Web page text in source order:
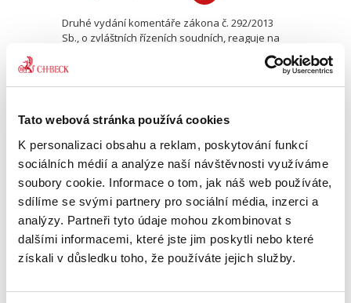
Tato webová stránka používá cookies
K personalizaci obsahu a reklam, poskytování funkcí
sociálních médií a analýze naší návštěvnosti využíváme
soubory cookie. Informace o tom, jak náš web používáte,
sdílíme se svými partnery pro sociální média, inzerci a
analýzy. Partneři tyto údaje mohou zkombinovat s
dalšími informacemi, které jste jim poskytli nebo které
získali v důsledku toho, že používáte jejich služby.
Druhé vydání komentáře zákona č. 292/2013
Sb., o zvláštních řízeních soudních, reaguje na
osm novelizací tohoto kodexu, ke kterým od
jeho vyhlášení došlo. Komentář obohacuje
Notářský řád.
Komentář. 6. vydání